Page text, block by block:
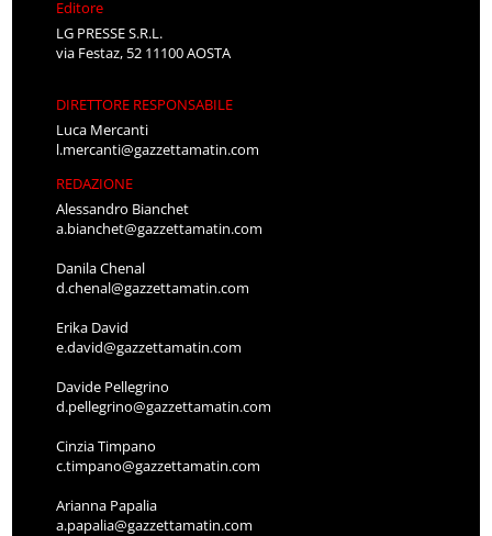
Editore
LG PRESSE S.R.L.
via Festaz, 52 11100 AOSTA
DIRETTORE RESPONSABILE
Luca Mercanti
l.mercanti@gazzettamatin.com
REDAZIONE
Alessandro Bianchet
a.bianchet@gazzettamatin.com
Danila Chenal
d.chenal@gazzettamatin.com
Erika David
e.david@gazzettamatin.com
Davide Pellegrino
d.pellegrino@gazzettamatin.com
Cinzia Timpano
c.timpano@gazzettamatin.com
Arianna Papalia
a.papalia@gazzettamatin.com